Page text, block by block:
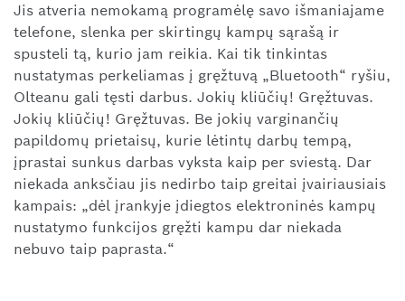
Jis atveria nemokamą programėlę savo išmaniajame
telefone, slenka per skirtingų kampų sąrašą ir
spusteli tą, kurio jam reikia. Kai tik tinkintas
nustatymas perkeliamas į gręžtuvą „Bluetooth“ ryšiu,
Olteanu gali tęsti darbus. Jokių kliūčių! Gręžtuvas.
Jokių kliūčių! Gręžtuvas. Be jokių varginančių
papildomų prietaisų, kurie lėtintų darbų tempą,
įprastai sunkus darbas vyksta kaip per sviestą. Dar
niekada anksčiau jis nedirbo taip greitai įvairiausiais
kampais: „dėl įrankyje įdiegtos elektroninės kampų
nustatymo funkcijos gręžti kampu dar niekada
nebuvo taip paprasta.“